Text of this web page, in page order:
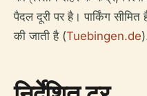
पैदल दूरी पर है। पार्किंग सीमित
की जाती है (Tuebingen.de